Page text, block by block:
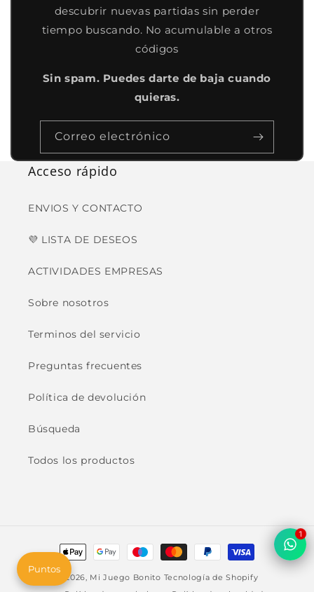
descubrir nuevas partidas sin perder
tiempo buscando. No acumulable a otros
códigos
Sin spam. Puedes darte de baja cuando
quieras.
Correo electrónico
Acceso rápido
ENVIOS Y CONTACTO
💜 LISTA DE DESEOS
ACTIVIDADES EMPRESAS
Sobre nosotros
Terminos del servicio
Preguntas frecuentes
Política de devolución
Búsqueda
Todos los productos
Formas
de
pago
© 2026, Mi Juego Bonito Tecnología de Shopify
1
Puntos